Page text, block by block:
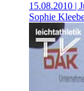
15.08.2010 |
Sophie